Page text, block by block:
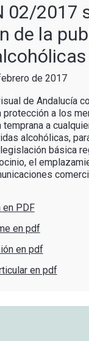
02/2017
de la
de 2017
de Andalucía
a los
a
alcohólicas,
básica
el
PDF
en pdf
en pdf
en pdf